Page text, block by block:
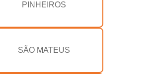
PINHEIROS
SÃO MATEUS